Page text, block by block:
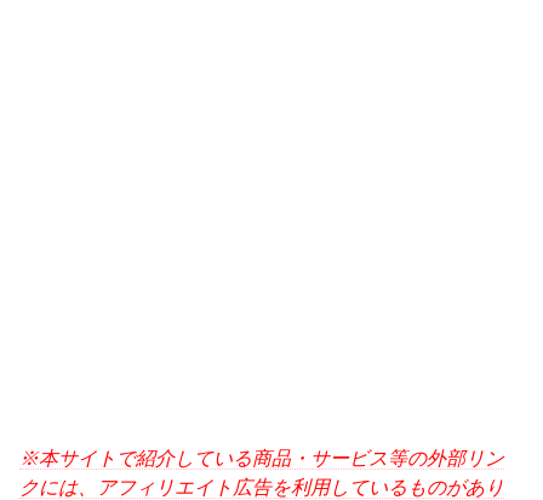
※本サイトで紹介している商品・サービス等の外部リン
クには、アフィリエイト広告を利用しているものがあり